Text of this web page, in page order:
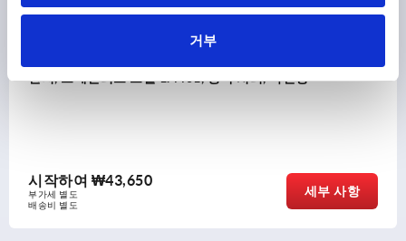
거부
, 스테인리스 스틸 1.4401, 광택 처리, 각진형
하여₩43,650
세 별도
비 별도
세부 사항